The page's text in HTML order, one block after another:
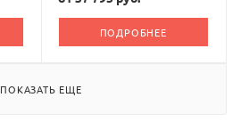
ПОДРОБНЕЕ
ПОКАЗАТЬ ЕЩЕ